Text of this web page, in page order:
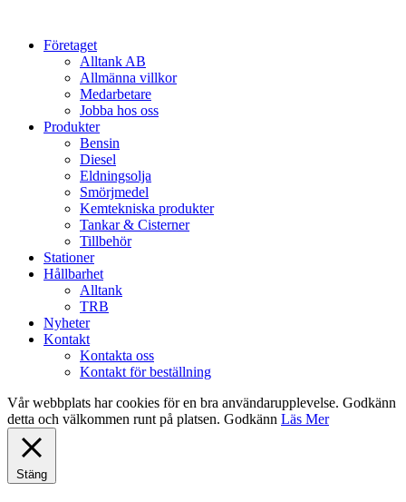
Close
Företaget
Alltank AB
Allmänna villkor
Medarbetare
Jobba hos oss
Produkter
Bensin
Diesel
Eldningsolja
Smörjmedel
Kemtekniska produkter
Tankar & Cisterner
Tillbehör
Stationer
Hållbarhet
Alltank
TRB
Nyheter
Kontakt
Kontakta oss
Kontakt för beställning
Vår webbplats har cookies för en bra användarupplevelse. Godkänn
detta och välkommen runt på platsen. Godkänn Läs Mer
Stäng